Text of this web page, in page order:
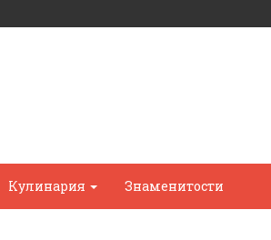
Кулинария Знаменитости